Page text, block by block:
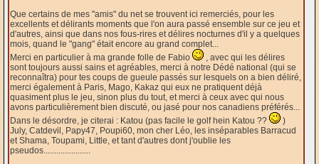
Que certains de mes "amis" du net se trouvent ici remerciés, pour les
excellents et délirants moments que l'on aura passé ensemble sur ce jeu et
d'autres, ainsi que dans nos fous-rires et délires nocturnes d'il y a quelques
mois, quand le "gang" était encore au grand complet...
Merci en particulier à ma grande folle de Fabio
, avec qui les délires
sont toujours aussi sains et agréables, merci à notre Dédé national (qui se
reconnaîtra) pour tes coups de gueule passés sur lesquels on a bien déliré,
merci également à Paris, Mago, Kakaz qui eux ne pratiquent déjà
quasiment plus le jeu, sinon plus du tout, et merci à ceux avec qui nous
avons particulièrement bien discuté, ou jasé pour nos canadiens préférés...
Dans le désordre, je citerai : Katou (pas facile le golf hein Katou ??
)
July, Catdevil, Papy47, Poupi60, mon cher Léo, les inséparables Barracud
et Shama, Toupami, Little, et tant d'autres dont j'oublie les
pseudos......................